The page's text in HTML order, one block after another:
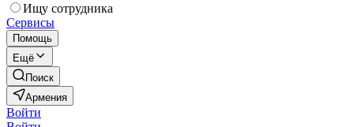
Ищу сотрудника
Сервисы
Помощь
Ещё
Поиск
Армения
Войти